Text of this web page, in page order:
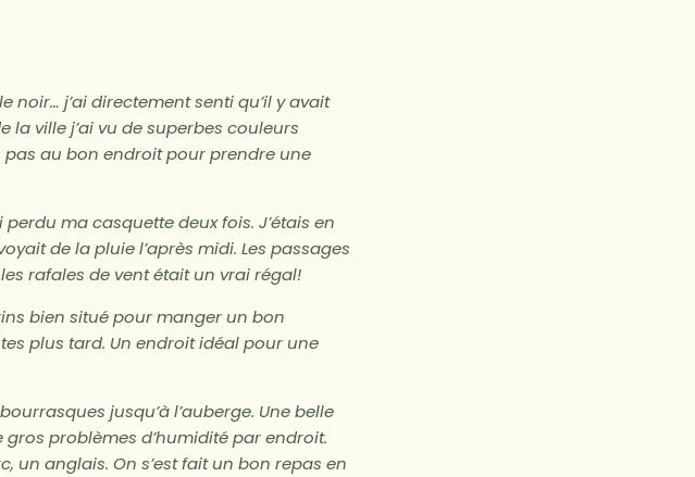
j’ai directement senti qu’il y avait
la ville j’ai vu de superbes couleurs
pas au bon endroit pour prendre une
ma casquette deux fois. J’étais en
de la pluie l’après midi. Les passages
rafales de vent était un vrai régal!
bien situé pour manger un bon
plus tard. Un endroit idéal pour une
jusqu’à l’auberge. Une belle
problèmes d’humidité par endroit.
un anglais. On s’est fait un bon repas en